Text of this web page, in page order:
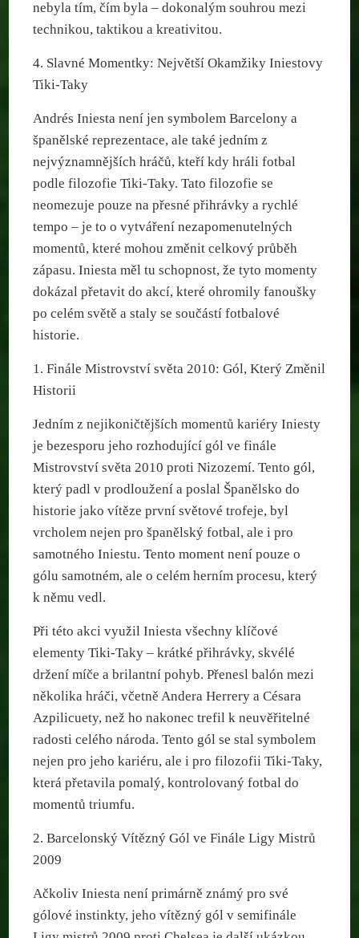
nebyla tím, čím byla – dokonalým souhrou mezi
technikou, taktikou a kreativitou.
4. Slavné Momentky: Největší Okamžiky Iniestovy
Tiki-Taky
Andrés Iniesta není jen symbolem Barcelony a
španělské reprezentace, ale také jedním z
nejvýznamnějších hráčů, kteří kdy hráli fotbal
podle filozofie Tiki-Taky. Tato filozofie se
neomezuje pouze na přesné přihrávky a rychlé
tempo – je to o vytváření nezapomenutelných
momentů, které mohou změnit celkový průběh
zápasu. Iniesta měl tu schopnost, že tyto momenty
dokázal přetavit do akcí, které ohromily fanoušky
po celém světě a staly se součástí fotbalové
historie.
1. Finále Mistrovství světa 2010: Gól, Který Změnil
Historii
Jedním z nejikoničtějších momentů kariéry Iniesty
je bezesporu jeho rozhodující gól ve finále
Mistrovství světa 2010 proti Nizozemí. Tento gól,
který padl v prodloužení a poslal Španělsko do
historie jako vítěze první světové trofeje, byl
vrcholem nejen pro španělský fotbal, ale i pro
samotného Iniestu. Tento moment není pouze o
gólu samotném, ale o celém herním procesu, který
k němu vedl.
Při této akci využil Iniesta všechny klíčové
elementy Tiki-Taky – krátké přihrávky, skvélé
držení míče a brilantní pohyb. Přenesl balón mezi
několika hráči, včetně Andera Herrery a Césara
Azpilicuety, než ho nakonec trefil k neuvěřitelné
radosti celého národa. Tento gól se stal symbolem
nejen pro jeho kariéru, ale i pro filozofii Tiki-Taky,
která přetavila pomalý, kontrolovaný fotbal do
momentů triumfu.
2. Barcelonský Vítězný Gól ve Finále Ligy Mistrů
2009
Ačkoliv Iniesta není primárně známý pro své
gólové instinkty, jeho vítězný gól v semifinále